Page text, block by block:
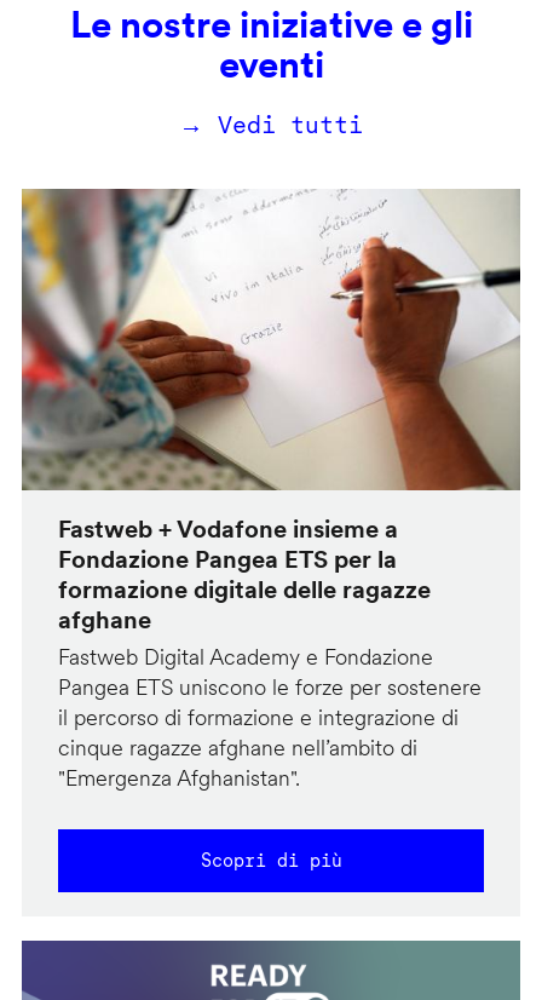
Le nostre iniziative e gli
eventi
→ Vedi tutti
Fastweb + Vodafone insieme a
Fondazione Pangea ETS per la
formazione digitale delle ragazze
afghane
Fastweb Digital Academy e Fondazione
Pangea ETS uniscono le forze per sostenere
il percorso di formazione e integrazione di
cinque ragazze afghane nell’ambito di
"Emergenza Afghanistan".
Scopri di più